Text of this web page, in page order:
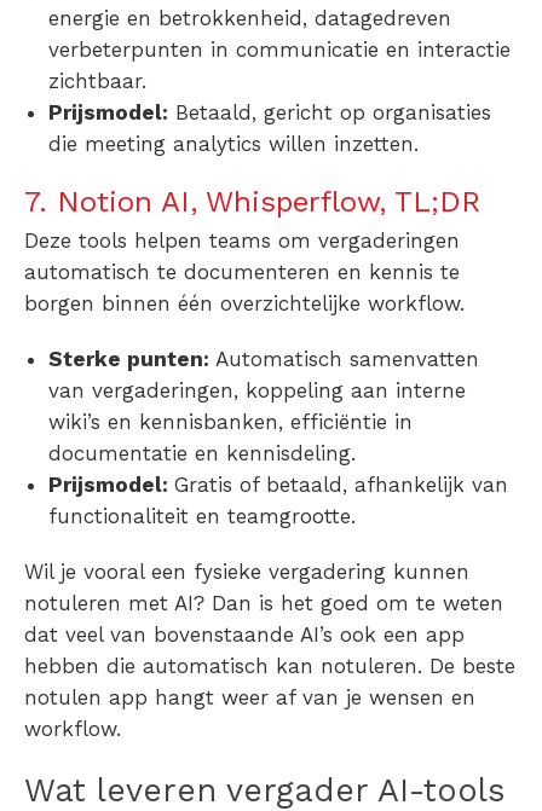
energie en betrokkenheid, datagedreven
verbeterpunten in communicatie en interactie
zichtbaar.
Prijsmodel: Betaald, gericht op organisaties
die meeting analytics willen inzetten.
7. Notion AI, Whisperflow, TL;DR
Deze tools helpen teams om vergaderingen
automatisch te documenteren en kennis te
borgen binnen één overzichtelijke workflow.
Sterke punten: Automatisch samenvatten
van vergaderingen, koppeling aan interne
wiki’s en kennisbanken, efficiëntie in
documentatie en kennisdeling.
Prijsmodel: Gratis of betaald, afhankelijk van
functionaliteit en teamgrootte.
Wil je vooral een fysieke vergadering kunnen
notuleren met AI? Dan is het goed om te weten
dat veel van bovenstaande AI’s ook een app
hebben die automatisch kan notuleren. De beste
notulen app hangt weer af van je wensen en
workflow.
Wat leveren vergader AI-tools